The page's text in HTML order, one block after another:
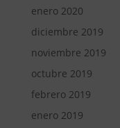
enero 2020
diciembre 2019
noviembre 2019
octubre 2019
febrero 2019
enero 2019